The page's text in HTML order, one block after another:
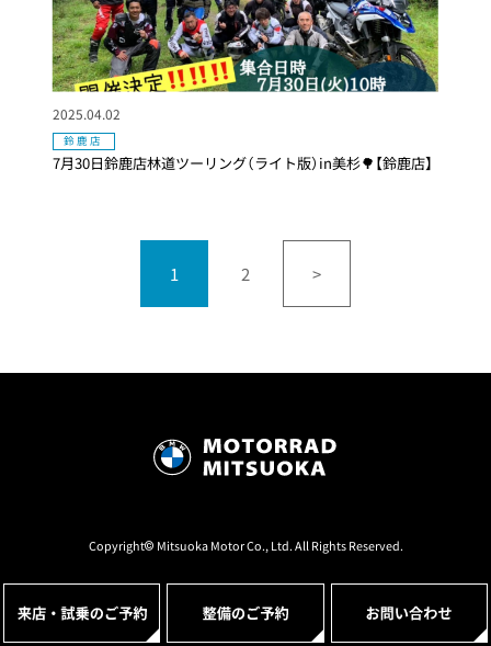
7月30日鈴鹿店林道ツーリング（ライト版）in美杉🌳【鈴鹿店】
2025.04.02
鈴鹿店
1 2 >
Copyright© Mitsuoka Motor Co., Ltd. All Rights Reserved.